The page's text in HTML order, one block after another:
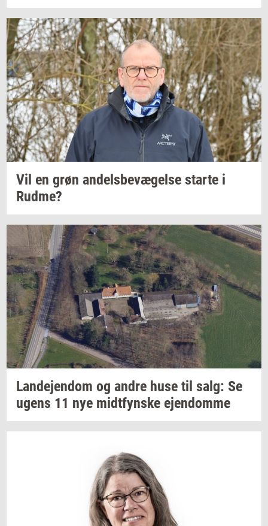
Vil en grøn an­dels­be­væ­gel­se star­te i
Rudme?
Lan­de­jen­dom og andre huse til salg: Se
ugens 11 nye midt­fyn­s­ke ejen­dom­me